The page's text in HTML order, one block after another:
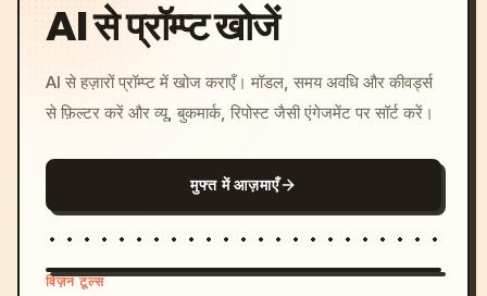
AI से प्रॉम्प्ट खोजें
AI से हज़ारों प्रॉम्प्ट में खोज कराएँ। मॉडल, समय अवधि और कीवर्ड्स
से फ़िल्टर करें और व्यू, बुकमार्क, रिपोस्ट जैसी एंगेजमेंट पर सॉर्ट करें।
मुफ्त में आज़माएँ
विज़न टूल्स